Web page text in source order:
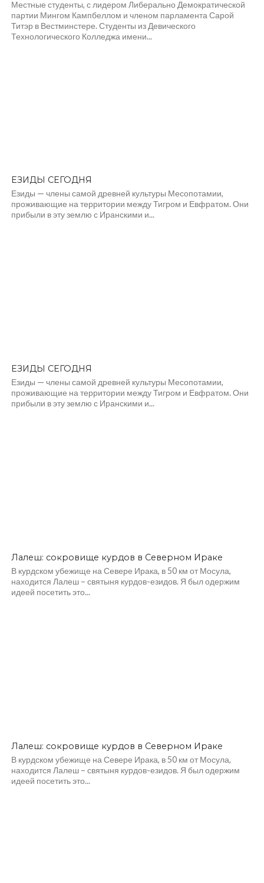
Местные студенты, с лидером Либерально Демократической
партии Мингом Кампбеллом и членом парламента Сарой
Титэр в Вестминстере. Студенты из Девического
Технологического Колледжа имени...
ЕЗИДЫ СЕГОДНЯ
Езиды — члены самой древней культуры Месопотамии,
проживающие на территории между Тигром и Евфратом. Они
прибыли в эту землю с Иранскими и...
ЕЗИДЫ СЕГОДНЯ
Езиды — члены самой древней культуры Месопотамии,
проживающие на территории между Тигром и Евфратом. Они
прибыли в эту землю с Иранскими и...
Лалеш: сокровище курдов в Северном Ираке
В курдском убежище на Севере Ирака, в 50 км от Мосула,
находится Лалеш – святыня курдов-езидов. Я был одержим
идеей посетить это...
Лалеш: сокровище курдов в Северном Ираке
В курдском убежище на Севере Ирака, в 50 км от Мосула,
находится Лалеш – святыня курдов-езидов. Я был одержим
идеей посетить это...